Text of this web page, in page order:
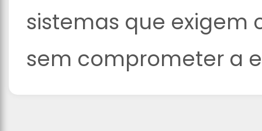
sistemas que
sem comprometer a